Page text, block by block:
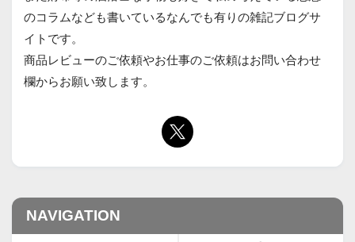
のコラムなども書いているなんでも有りの雑記ブログサ
イトです。
商品レビューのご依頼やお仕事のご依頼はお問い合わせ
欄からお願い致します。
NAVIGATION